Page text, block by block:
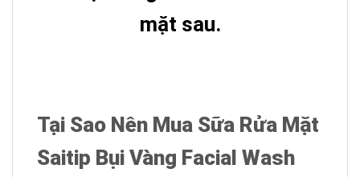
mặt sau.
Tại Sao Nên Mua Sữa Rửa Mặt
Saitip Bụi Vàng Facial Wash